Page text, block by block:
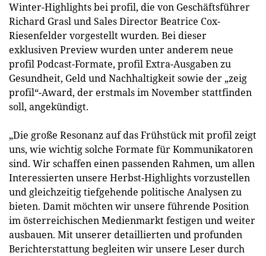
Winter-Highlights bei profil, die von Geschäftsführer
Richard Grasl und Sales Director Beatrice Cox-
Riesenfelder vorgestellt wurden. Bei dieser
exklusiven Preview wurden unter anderem neue
profil Podcast-Formate, profil Extra-Ausgaben zu
Gesundheit, Geld und Nachhaltigkeit sowie der „zeig
profil“-Award, der erstmals im November stattfinden
soll, angekündigt.
„Die große Resonanz auf das Frühstück mit profil zeigt
uns, wie wichtig solche Formate für Kommunikatoren
sind. Wir schaffen einen passenden Rahmen, um allen
Interessierten unsere Herbst-Highlights vorzustellen
und gleichzeitig tiefgehende politische Analysen zu
bieten. Damit möchten wir unsere führende Position
im österreichischen Medienmarkt festigen und weiter
ausbauen. Mit unserer detaillierten und profunden
Berichterstattung begleiten wir unsere Leser durch